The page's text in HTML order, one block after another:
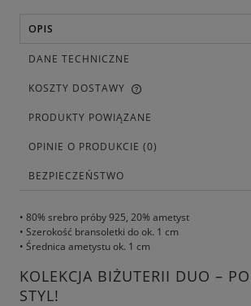
OPIS
DANE TECHNICZNE
KOSZTY DOSTAWY
PRODUKTY POWIĄZANE
OPINIE O PRODUKCIE (0)
BEZPIECZEŃSTWO
• 80% srebro próby 925, 20% ametyst
• Szerokość bransoletki do ok. 1 cm
• Średnica ametystu ok. 1 cm
KOLEKCJA BIŻUTERII DUO –
STYL!